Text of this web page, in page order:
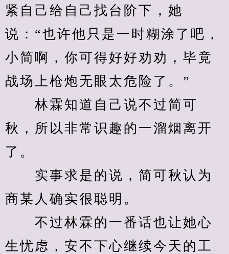
紧自己给自己找台阶下，她
说：“也许他只是一时糊涂了吧，
小简啊，你可得好好劝劝，毕竟
战场上枪炮无眼太危险了。”
林霖知道自己说不过简可
秋，所以非常识趣的一溜烟离开
了。
实事求是的说，简可秋认为
商某人确实很聪明。
不过林霖的一番话也让她心
生忧虑，安不下心继续今天的工